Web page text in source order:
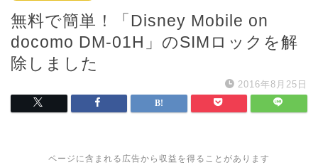
無料で簡単！「Disney Mobile on
docomo DM-01H」のSIMロックを解
除しました
2016年8月25日
ページに含まれる広告から収益を得ることがあります